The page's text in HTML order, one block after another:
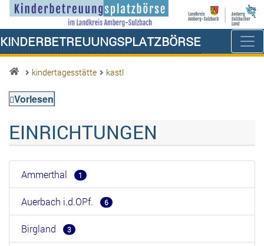
Kinderbetreuungsplatzbörse
kindertagesstätte kastl
Vorlesen
EINRICHTUNGEN
Ammerthal 1
Auerbach i.d.OPf. 6
Birgland 3